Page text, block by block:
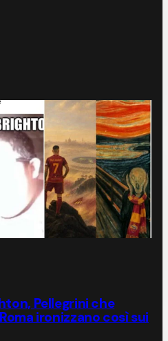
Pellegrini che
ironizzano così sui